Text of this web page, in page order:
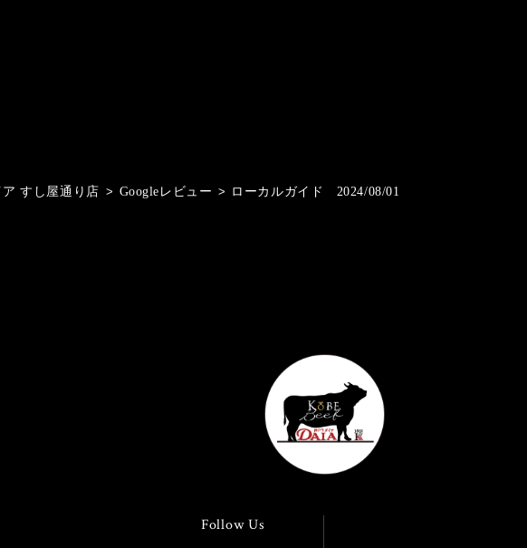
すし屋通り店 > Googleレビュー > ローカルガイド 2024/08/01
Follow Us